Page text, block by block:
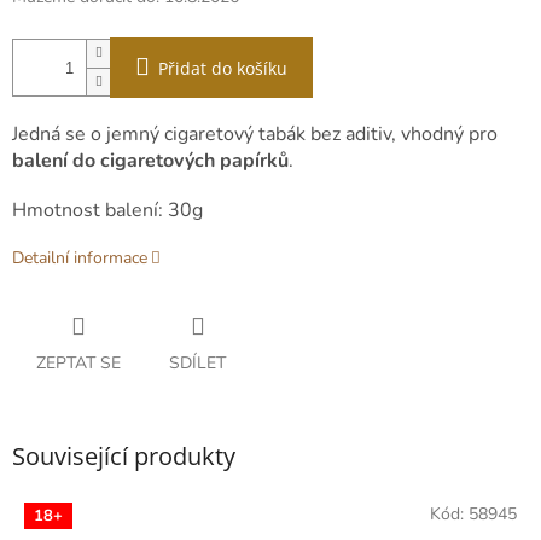
Přidat do košíku
Jedná se o jemný cigaretový tabák bez aditiv, vhodný pro
balení do cigaretových papírků.
Hmotnost balení: 30g
Detailní informace
ZEPTAT SE SDÍLET
Související produkty
18+ Kód: 58945